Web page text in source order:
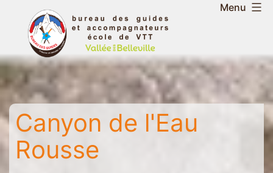
contenuBureau
des
guides
et
accompagnateurs
de
la
vallée
Menu
Canyon de l'Eau
Rousse